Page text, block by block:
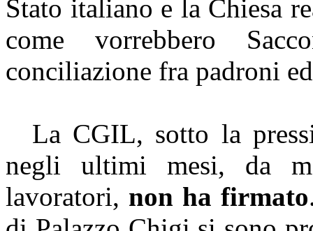
Stato italiano e la Chiesa
come vorrebbero
conciliazione fra padroni
La CGIL, sotto la
negli ultimi mesi, da
lavoratori, non ha firmato